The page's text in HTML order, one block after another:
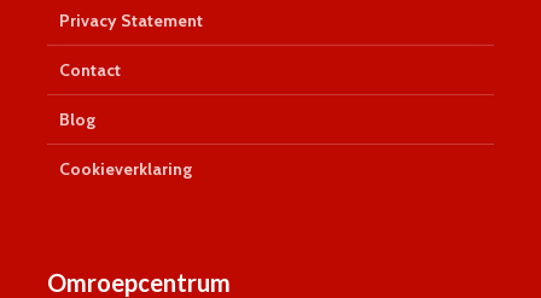
Privacy Statement
Contact
Blog
Cookieverklaring
Omroepcentrum